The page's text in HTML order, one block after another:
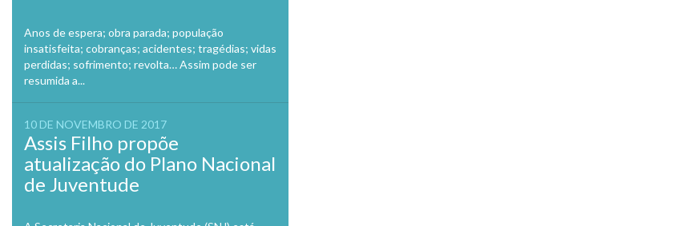
Anos de espera; obra parada; população
insatisfeita; cobranças; acidentes; tragédias; vidas
perdidas; sofrimento; revolta… Assim pode ser
resumida a...
10 DE NOVEMBRO DE 2017
Assis Filho propõe
atualização do Plano Nacional
de Juventude